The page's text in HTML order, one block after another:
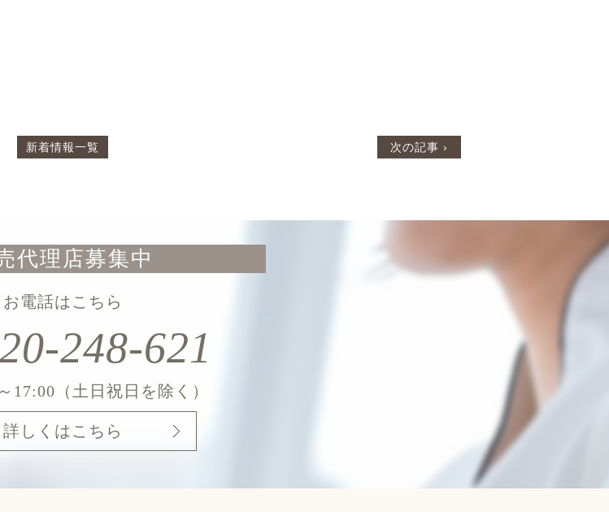
新着情報一覧 次の記事 ›
代理店募集中
お電話はこちら
248-621
17:00（土日祝日を除く）
詳しくはこちら